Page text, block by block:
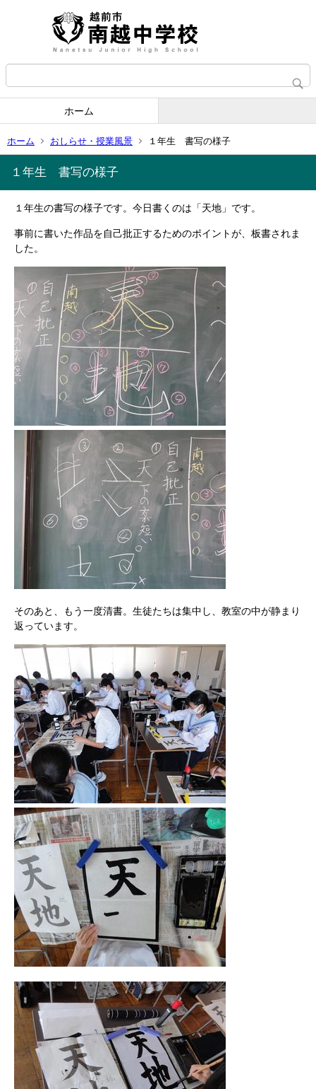
ホーム
ホーム おしらせ・授業風景 １年生 書写の様子
１年生 書写の様子
１年生の書写の様子です。今日書くのは「天地」です。
事前に書いた作品を自己批正するためのポイントが、板書されま
した。
そのあと、もう一度清書。生徒たちは集中し、教室の中が静まり
返っています。